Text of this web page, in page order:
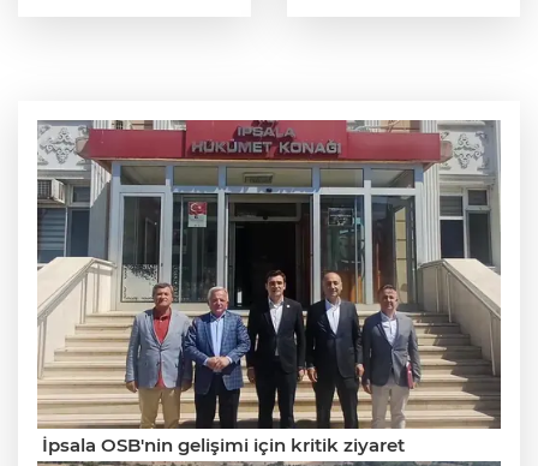
İpsala OSB'nin gelişimi için kritik ziyaret